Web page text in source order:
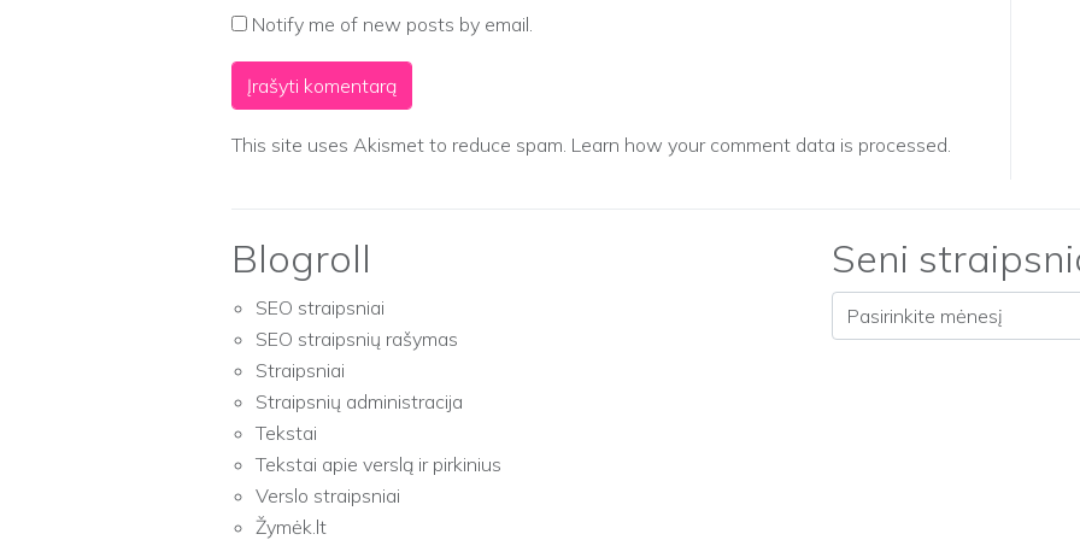
Notify me of new posts by email.
This site uses Akismet to reduce spam. Learn how your comment data is processed.
Blogroll
SEO straipsniai
SEO straipsnių rašymas
Straipsniai
Straipsnių administracija
Tekstai
Tekstai apie verslą ir pirkinius
Verslo straipsniai
Žymėk.lt
Seni
Seni straipsniai